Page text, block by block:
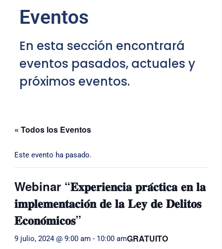
Eventos
En esta sección encontrará
eventos pasados, actuales y
próximos eventos.
« Todos los Eventos
Este evento ha pasado.
Webinar “𝐄𝐱𝐩𝐞𝐫𝐢𝐞𝐧𝐜𝐢𝐚 𝐩𝐫𝐚́𝐜𝐭𝐢𝐜𝐚 𝐞𝐧 𝐥𝐚
𝐢𝐦𝐩𝐥𝐞𝐦𝐞𝐧𝐭𝐚𝐜𝐢𝐨́𝐧 𝐝𝐞 𝐥𝐚 𝐋𝐞𝐲 𝐝𝐞 𝐃𝐞𝐥𝐢𝐭𝐨𝐬
𝐄𝐜𝐨𝐧𝐨́𝐦𝐢𝐜𝐨𝐬”
9 julio, 2024 @ 9:00 am- 10:00 amGRATUITO